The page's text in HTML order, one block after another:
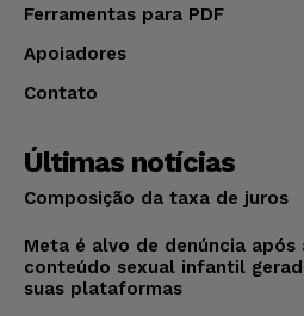
Ferramentas para PDF
Apoiadores
Contato
Últimas notícias
Composição da taxa de juros
Meta é alvo de denúncia após
conteúdo sexual infantil
suas plataformas